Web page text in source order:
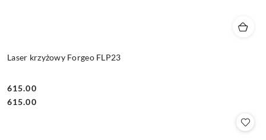
Laser krzyżowy Forgeo FLP23
Cena:
615.00
Cena:
615.00